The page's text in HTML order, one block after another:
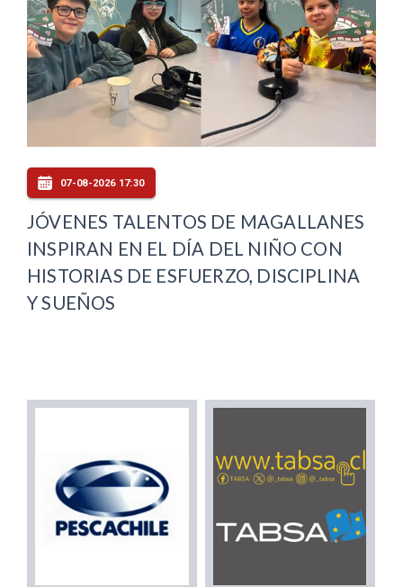
07-08-2026 17:30
JÓVENES TALENTOS DE MAGALLANES
INSPIRAN EN EL DÍA DEL NIÑO CON
HISTORIAS DE ESFUERZO, DISCIPLINA
Y SUEÑOS